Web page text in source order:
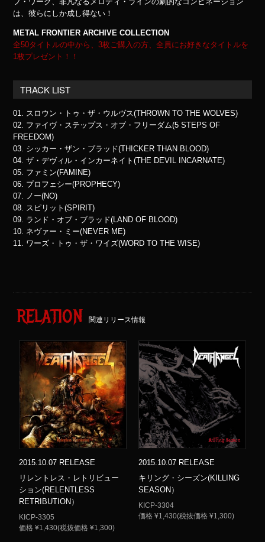
は、彼らにしか成し得ない！
METAL FRONTIER ARCHIVE COLLECTION
全50タイトルの中から、3枚ご購入の方、全員にお好きなタイトルを
1枚プレゼント！！
TRACK LIST
01. スロウン・トゥ・ザ・ウルヴス(THROWN TO THE WOLVES)
02. ファイヴ・ステップス・オブ・フリーダム(5 STEPS OF
FREEDOM)
03. シッカー・ザン・ブラッド(THICKER THAN BLOOD)
04. ザ・デヴィル・インカーネイト(THE DEVIL INCARNATE)
05. ファミン(FAMINE)
06. プロフェシー(PROPHECY)
07. ノー(NO)
08. スピリット(SPIRIT)
09. ランド・オブ・ブラッド(LAND OF BLOOD)
10. ネヴァー・ミー(NEVER ME)
11. ワーズ・トゥ・ザ・ワイズ(WORD TO THE WISE)
RELATION 関連リリース情報
2015.10.07 RELEASE
リレントレス・レトリビュー
ション(RELENTLESS
RETRIBUTION）
KICP-3305
価格 ¥1,430(税抜価格 ¥1,300)
2015.10.07 RELEASE
キリング・シーズン(KILLING
SEASON）
KICP-3304
価格 ¥1,430(税抜価格 ¥1,300)